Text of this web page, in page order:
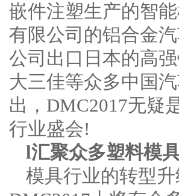
嵌件注塑生产的智
有限公司的铝合金
公司出口日本的高
大三佳等众多中国
出，DMC2017无疑
行业盛会!
l汇聚众多塑料模
模具行业的转型